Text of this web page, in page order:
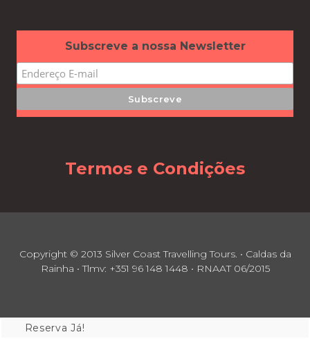
Subscreve a nossa Newsletter
Termos e Condições
Copyright © 2013 Silver Coast Travelling Tours. • Caldas da
Rainha • Tlmv: +351 96 148 1448 • RNAAT 06/2015
Reserva Já!